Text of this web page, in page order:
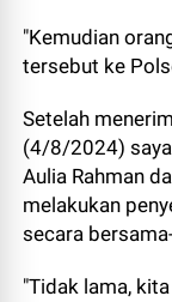
"Kemudian
tersebut ke
Setelah
(4/8/2024)
Aulia Rahman
melakukan
secara
"Tidak lama,